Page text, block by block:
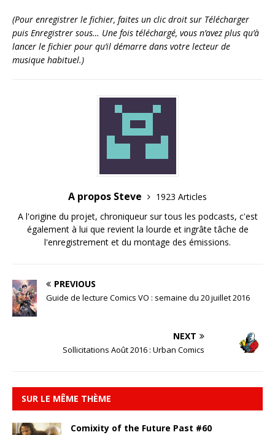
(Pour enregistrer le fichier, faites un clic droit sur Télécharger
puis Enregistrer sous… Une fois téléchargé, vous n’avez plus qu’à
lancer le fichier pour qu’il démarre dans votre lecteur de
musique habituel.)
A propos Steve
1923 Articles
A l'origine du projet, chroniqueur sur tous les podcasts, c'est
également à lui que revient la lourde et ingrâte tâche de
l'enregistrement et du montage des émissions.
PREVIOUS
Guide de lecture Comics VO : semaine du 20 juillet 2016
NEXT
Sollicitations Août 2016 : Urban Comics
SUR LE MÊME THÈME
Comixity of the Future Past #60